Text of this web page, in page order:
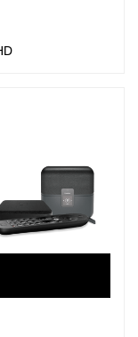
mois, Engagement 12 mois